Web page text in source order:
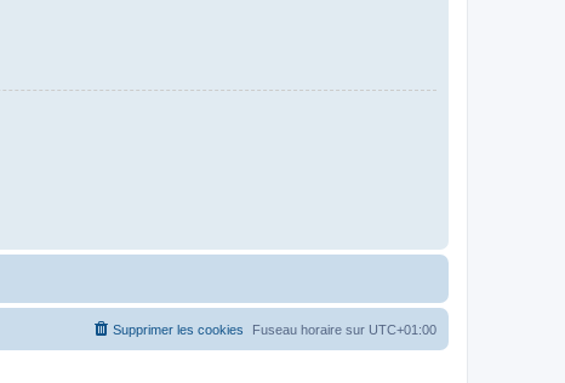
Fuseau horaire sur UTC+01:00
Supprimer les cookies